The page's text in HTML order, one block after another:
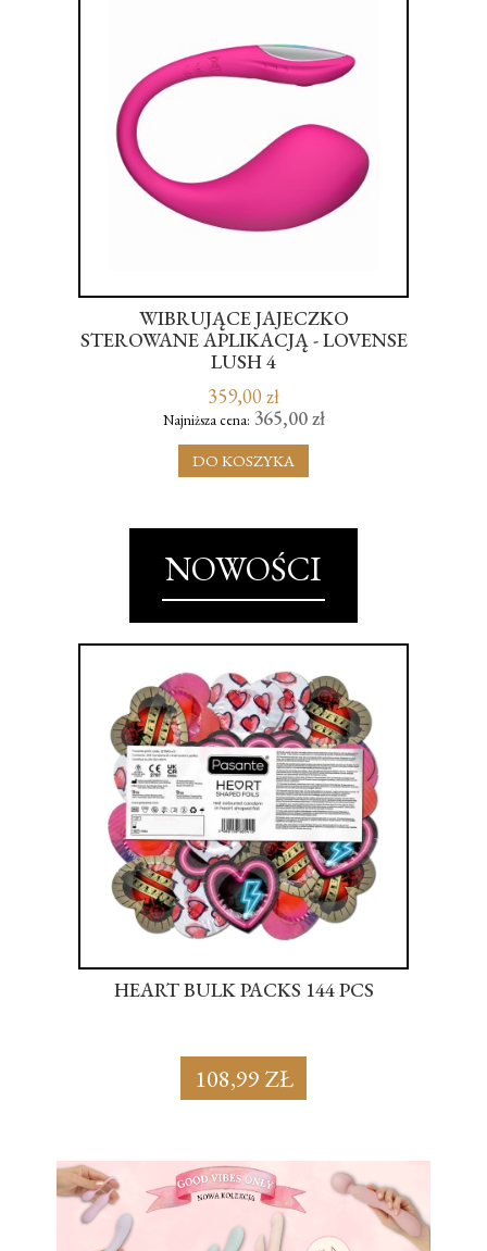
WIBRUJĄCE JAJECZKO
STEROWANE APLIKACJĄ - LOVENSE
LUSH 4
359,00 zł
Najniższa cena: 365,00 zł
DO KOSZYKA
NOWOŚCI
HEART BULK PACKS 144 PCS
108,99 ZŁ